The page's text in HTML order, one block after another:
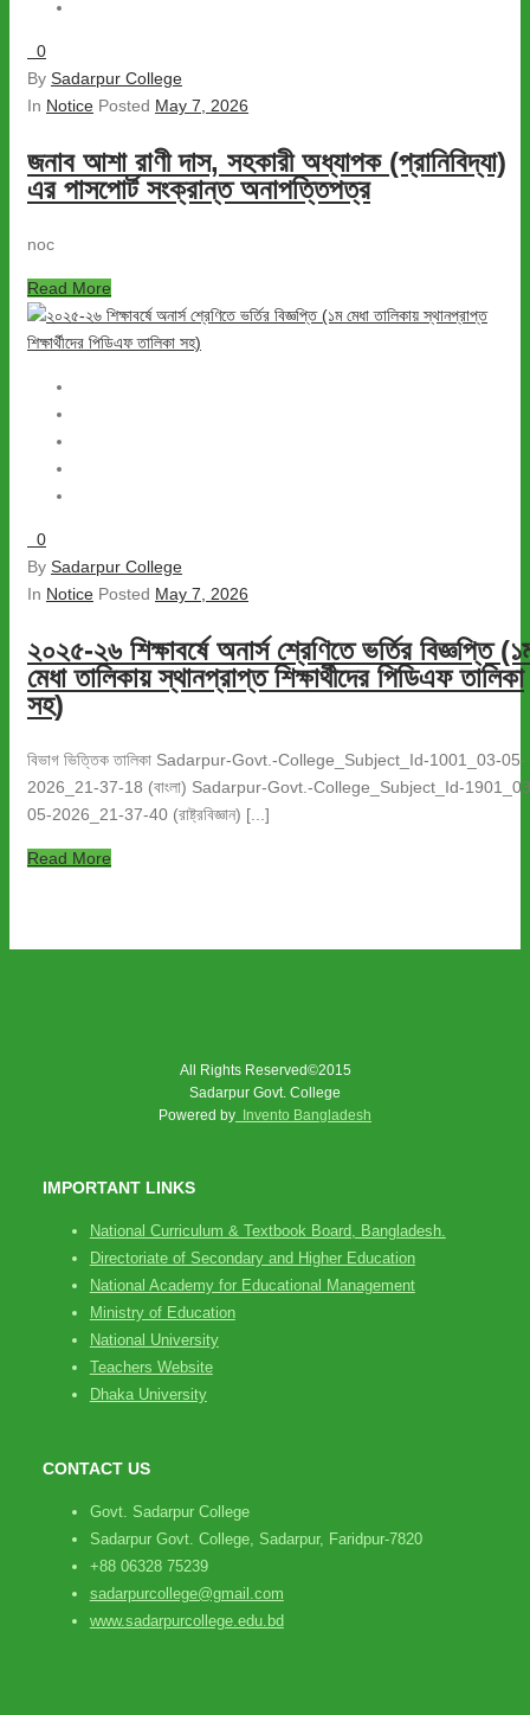
0
By Sadarpur College
In Notice Posted May 7, 2026
জনাব আশা রাণী দাস, সহকারী অধ্যাপক (প্রানিবিদ্যা)
এর পাসপোর্ট সংক্রান্ত অনাপত্তিপত্র
noc
Read More
0
By Sadarpur College
In Notice Posted May 7, 2026
২০২৫-২৬ শিক্ষাবর্ষে অনার্স শ্রেণিতে ভর্তির বিজ্ঞপ্তি
মেধা তালিকায় স্থানপ্রাপ্ত শিক্ষার্থীদের পিডিএফ তালিকা
সহ)
বিভাগ ভিত্তিক তালিকা Sadarpur-Govt.-College_Subject_Id-1001_03-05-
2026_21-37-18 (বাংলা) Sadarpur-Govt.-College_Subject_Id-
05-2026_21-37-40 (রাষ্ট্রবিজ্ঞান) [...]
Read More
All Rights Reserved©2015
Sadarpur Govt. College
Powered by Invento Bangladesh
IMPORTANT LINKS
National Curriculum & Textbook Board, Bangladesh.
Directoriate of Secondary and Higher Education
National Academy for Educational Management
Ministry of Education
National University
Teachers Website
Dhaka University
CONTACT US
Govt. Sadarpur College
Sadarpur Govt. College, Sadarpur, Faridpur-7820
+88 06328 75239
sadarpurcollege@gmail.com
www.sadarpurcollege.edu.bd